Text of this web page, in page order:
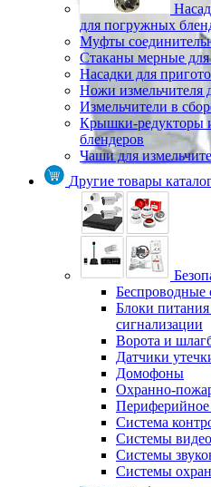
для погружных
Муфты
Стаканы мерные для
Насадки для
Ножи измельчителя
Измельчители в
Крышки-редукторы
блендеров
Чаши для
Другие товары
Беспроводные
Блоки
сигнализации
Ворота и
Датчики
Домофоны
Охранно-
Периферийное
Система
Системы
Системы
Системы